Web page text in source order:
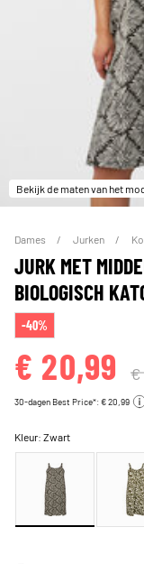
Bekijk de maten van het
Dames Jurken
JURK MET
BIOLOGISCH
-40%
€ 20,99 €
30-dagen Best Price*: € 20,99
Kleur:Zwart